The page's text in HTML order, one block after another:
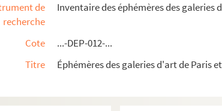
de
recherche
Inventaire des éphémères des galeries
Cote
...-DEP-012-...
Titre
Éphémères des galeries d'art de Paris
de l'Opéra
Pierre Haret
Pierre Semard